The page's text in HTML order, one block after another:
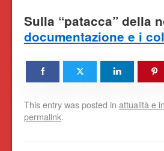
Sulla “patacca” della
documentazione e i
This entry was posted in attualità e
permalink.